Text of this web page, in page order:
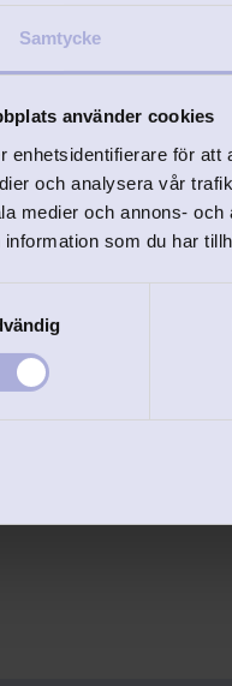
Samtycke
använder cookies
enhetsidentifierare för att
och analysera vår
medier och annons-
information som du har
till i favoriter
Flagga svensk
Textilflagga svensk